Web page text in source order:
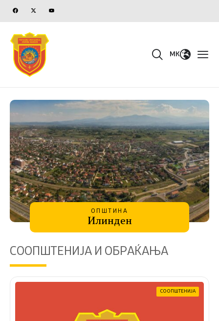
MK
ОПШТИНА
Илинден
СООПШТЕНИЈА И ОБРАЌАЊА
СООПШТЕНИЈА